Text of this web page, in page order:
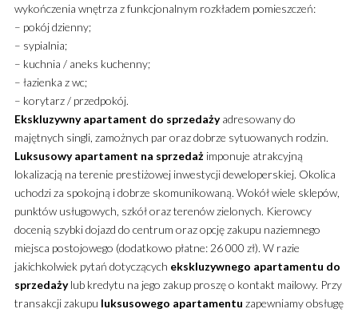
wykończenia wnętrza z funkcjonalnym rozkładem pomieszczeń:
– pokój dzienny;
– sypialnia;
– kuchnia / aneks kuchenny;
– łazienka z wc;
– korytarz / przedpokój.
Ekskluzywny apartament do sprzedażyadresowany do
majętnych singli, zamożnych par oraz dobrze sytuowanych rodzin.
Luksusowy apartament na sprzedażimponuje atrakcyjną
lokalizacją na terenie prestiżowej inwestycji deweloperskiej. Okolica
uchodzi za spokojną i dobrze skomunikowaną. Wokół wiele sklepów,
punktów usługowych, szkół oraz terenów zielonych. Kierowcy
docenią szybki dojazd do centrum oraz opcję zakupu naziemnego
miejsca postojowego (dodatkowo płatne: 26 000 zł). W razie
jakichkolwiek pytań dotyczących ekskluzywnego apartamentu do
sprzedażylub kredytu na jego zakup proszę o kontakt mailowy. Przy
transakcji zakupu luksusowego apartamentu zapewniamy obsługę